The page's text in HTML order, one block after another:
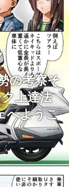
の考察そ
上達法
へようこ